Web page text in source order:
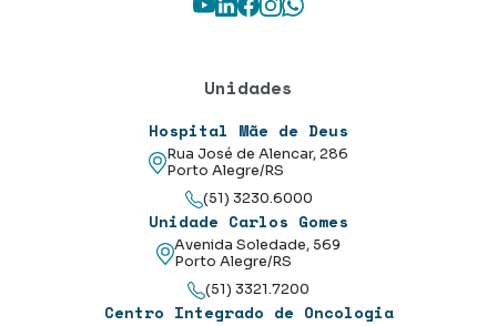
Unidades
Hospital Mãe de Deus
Rua José de Alencar, 286
Porto Alegre/RS
(51) 3230.6000
Unidade Carlos Gomes
Avenida Soledade, 569
Porto Alegre/RS
(51) 3321.7200
Centro Integrado de Oncologia